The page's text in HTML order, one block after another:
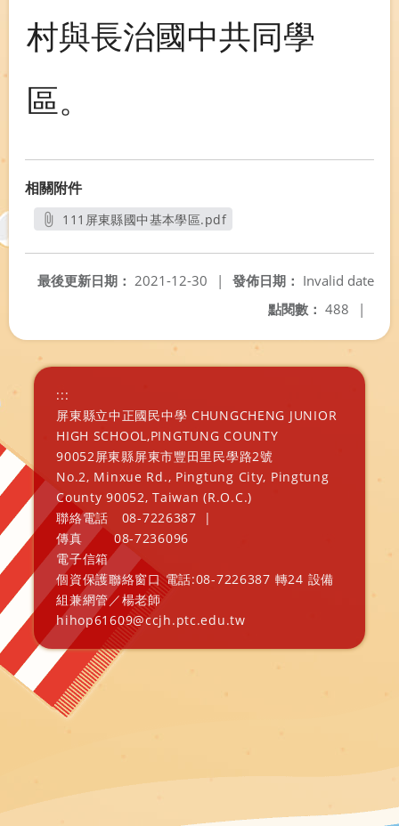
村與長治國中共同學
區。
相關附件
111屏東縣國中基本學區.pdf
發佈日期： Invalid date
最後更新日期： 2021-12-30
|
點閱數： 488 |
:::
屏東縣立中正國民中學 CHUNGCHENG JUNIOR
HIGH SCHOOL,PINGTUNG COUNTY
90052屏東縣屏東市豐田里民學路2號
No.2, Minxue Rd., Pingtung City, Pingtung
County 90052, Taiwan (R.O.C.)
聯絡電話
08-7226387
|
傳真
08-7236096
電子信箱
個資保護聯絡窗口 電話:08-7226387 轉24 設備
組兼網管／楊老師
hihop61609@ccjh.ptc.edu.tw